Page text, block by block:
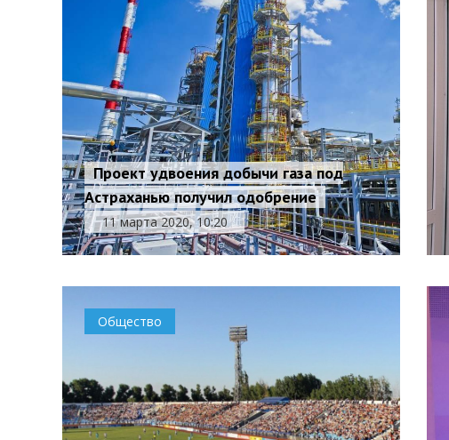
Проект удвоения добычи газа под
Астраханью получил одобрение
11 марта 2020, 10:20
Общество